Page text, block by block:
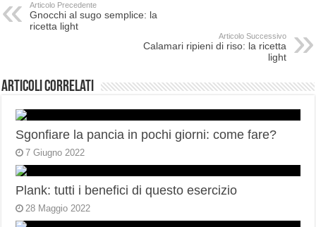
Articolo Precedente
Gnocchi al sugo semplice: la
ricetta light
Articolo Successivo
Calamari ripieni di riso: la ricetta
light
Articoli correlati
Sgonfiare la pancia in pochi giorni: come fare?
7 Giugno 2022
Plank: tutti i benefici di questo esercizio
28 Maggio 2022